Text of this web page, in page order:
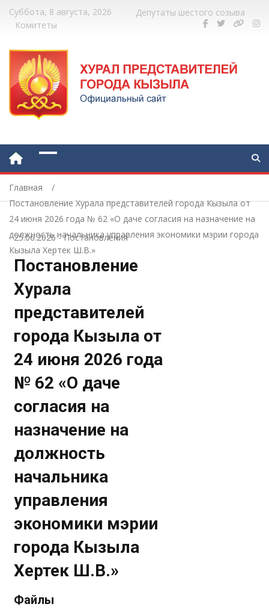
Суббота, 8 августа, 2026
Депутаты шестого созыва
Комитеты
Главная
Постановление Хурала представителей города Кызыла от
24 июня 2026 года № 62 «О даче согласия на назначение на
должность начальника управления экономики мэрии города
Кызыла Хертек Ш.В.»
25.06.2026- Постановления
Постановление
Хурала
представителей
города Кызыла от
24 июня 2026 года
№ 62 «О даче
согласия на
назначение на
должность
начальника
управления
экономики мэрии
города Кызыла
Хертек Ш.В.»
Файлы